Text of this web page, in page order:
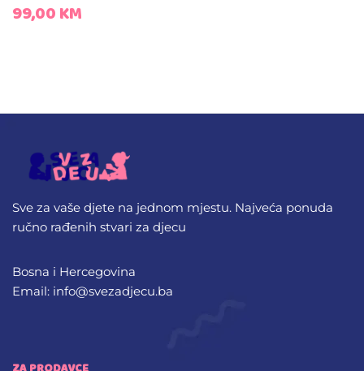
99,00KM
Sve za vaše djete na jednom mjestu. Najveća ponuda
ručno rađenih stvari za djecu
Bosna i Hercegovina
Email: info@svezadjecu.ba